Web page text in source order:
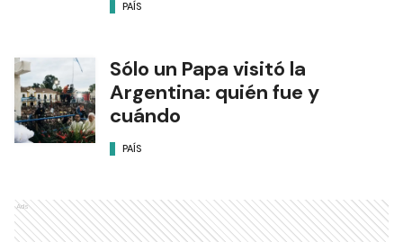
PAÍS
Sólo un Papa visitó la
Argentina: quién fue y
cuándo
PAÍS
Ads